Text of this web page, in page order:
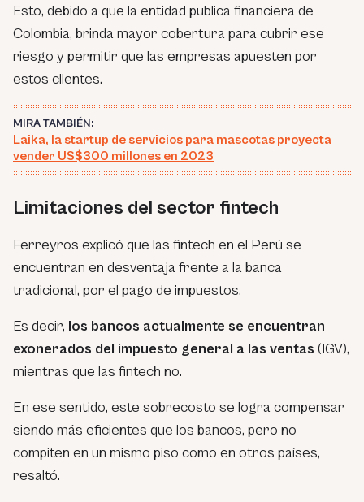
Esto, debido a que la entidad publica financiera de
Colombia, brinda mayor cobertura para cubrir ese
riesgo y permitir que las empresas apuesten por
estos clientes.
MIRA TAMBIÉN:
Laika, la startup de servicios para mascotas proyecta
vender US$300 millones en 2023
Limitaciones del sector fintech
Ferreyros explicó que las fintech en el Perú se
encuentran en desventaja frente a la banca
tradicional, por el pago de impuestos.
Es decir, los bancos actualmente se encuentran
exonerados del impuesto general a las ventas (IGV),
mientras que las fintech no.
En ese sentido, este sobrecosto se logra compensar
siendo más eficientes que los bancos, pero no
compiten en un mismo piso como en otros países,
resaltó.